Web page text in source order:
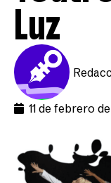
Luz
11 de febrero